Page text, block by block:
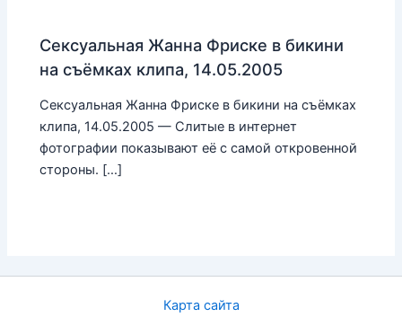
Сексуальная Жанна Фриске в бикини
на съёмках клипа, 14.05.2005
Сексуальная Жанна Фриске в бикини на съёмках
клипа, 14.05.2005 — Слитые в интернет
фотографии показывают её с самой откровенной
стороны. […]
Карта сайта